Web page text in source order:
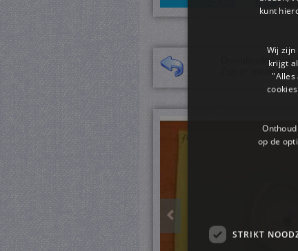
Downloaden
Zijn er
kunt
Wij
krijgt
"Alles
op de
STRIKT